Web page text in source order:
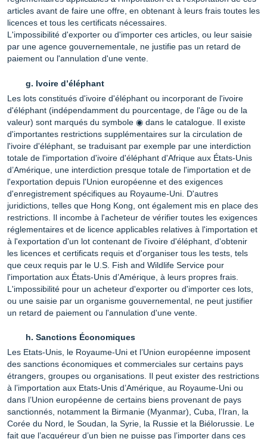
articles avant de faire une offre, en obtenant à leurs frais toutes les
licences et tous les certificats nécessaires.
L'impossibilité d'exporter ou d'importer ces articles, ou leur saisie
par une agence gouvernementale, ne justifie pas un retard de
paiement ou l'annulation d'une vente.
Ivoire d’éléphant
Les lots constitués d'ivoire d'éléphant ou incorporant de l'ivoire
d'éléphant (indépendamment du pourcentage, de l'âge ou de la
valeur) sont marqués du symbole ◉ dans le catalogue. Il existe
d'importantes restrictions supplémentaires sur la circulation de
l'ivoire d'éléphant, se traduisant par exemple par une interdiction
totale de l'importation d'ivoire d'éléphant d'Afrique aux États-Unis
d’Amérique, une interdiction presque totale de l'importation et de
l'exportation depuis l'Union européenne et des exigences
d'enregistrement spécifiques au Royaume-Uni. D'autres
juridictions, telles que Hong Kong, ont également mis en place des
restrictions. Il incombe à l'acheteur de vérifier toutes les exigences
réglementaires et de licence applicables relatives à l'importation et
à l'exportation d'un lot contenant de l'ivoire d'éléphant, d'obtenir
les licences et certificats requis et d'organiser tous les tests, tels
que ceux requis par le U.S. Fish and Wildlife Service pour
l'importation aux États-Unis d’Amérique, à leurs propres frais.
L'impossibilité pour un acheteur d'exporter ou d'importer ces lots,
ou une saisie par un organisme gouvernemental, ne peut justifier
un retard de paiement ou l'annulation d'une vente.
Sanctions Économiques
Les Etats-Unis, le Royaume-Uni et l’Union européenne imposent
des sanctions économiques et commerciales sur certains pays
étrangers, groupes ou organisations. Il peut exister des restrictions
à l’importation aux Etats-Unis d’Amérique, au Royaume-Uni ou
dans l’Union européenne de certains biens provenant de pays
sanctionnés, notamment la Birmanie (Myanmar), Cuba, l’Iran, la
Corée du Nord, le Soudan, la Syrie, la Russie et la Biélorussie. Le
fait que l’acquéreur d’un bien ne puisse pas l’importer dans ces